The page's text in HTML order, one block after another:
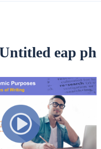
Untitled eap ph